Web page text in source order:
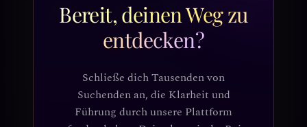
Bereit, deinen Weg zu
entdecken?
Schließe dich Tausenden von
Suchenden an, die Klarheit und
Führung durch unsere Plattform